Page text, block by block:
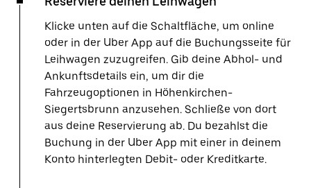
Klicke unten auf die Schaltfläche, um online
oder in der Uber App auf die Buchungsseite für
Leihwagen zuzugreifen. Gib deine Abhol- und
Ankunftsdetails ein, um dir die
Fahrzeugoptionen in Höhenkirchen-
Siegertsbrunn anzusehen. Schließe von dort
aus deine Reservierung ab. Du bezahlst die
Buchung in der Uber App mit einer in deinem
Konto hinterlegten Debit- oder Kreditkarte.